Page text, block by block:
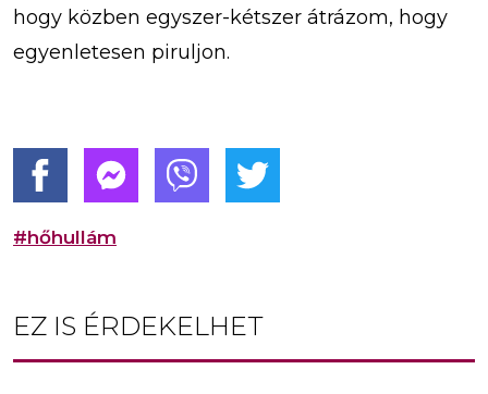
hogy közben egyszer-kétszer átrázom, hogy
egyenletesen piruljon.
#hőhullám
EZ IS ÉRDEKELHET